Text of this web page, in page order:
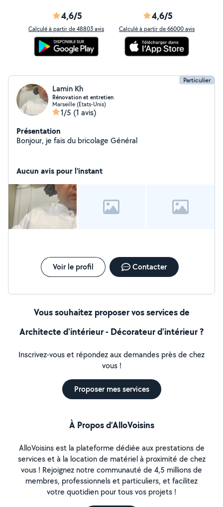
4,6/5
Calculé à partir de 48803 avis
4,6/5
Calculé à partir de 66000 avis
Particulier
Lamin Kh
Rénovation et entretien
Marseille (Etats-Unis)
1/5 (1 avis)
Présentation
Bonjour, je fais du bricolage Général
Aucun avis pour l'instant
Voir le profil Contacter
Vous souhaitez proposer vos services de
Architecte d'intérieur - Décorateur d'intérieur ?
Inscrivez-vous et répondez aux demandes près de chez
vous !
Proposer mes services
À Propos d’AlloVoisins
AlloVoisins est la plateforme dédiée aux prestations de
services et à la location de matériel à proximité de chez
vous ! Rejoignez notre communauté de 4,5 millions de
membres, professionnels et particuliers, et facilitez
votre quotidien pour tous vos projets !